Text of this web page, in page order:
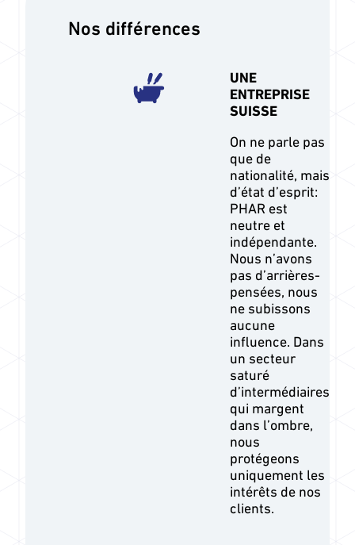
Nos différences
UNE
ENTREPRISE
SUISSE
On ne parle pas
que de
nationalité, mais
d’état d’esprit:
PHAR est
neutre et
indépendante.
Nous n’avons
pas d’arrières-
pensées, nous
ne subissons
aucune
influence. Dans
un secteur
saturé
d’intermédiaires
qui margent
dans l’ombre,
nous
protégeons
uniquement les
intérêts de nos
clients.